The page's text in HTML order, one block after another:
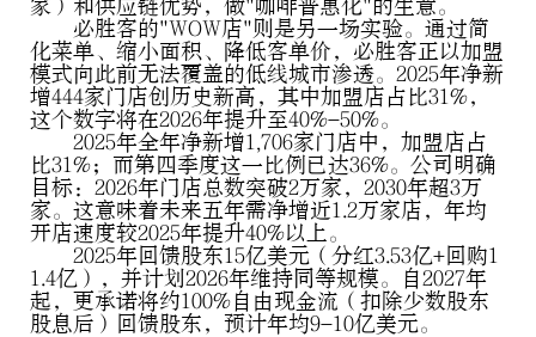
家）和供应链优势，做"咖啡普惠化"的生意。
必胜客的"WOW店"则是另一场实验。通过简
化菜单、缩小面积、降低客单价，必胜客正以加盟
模式向此前无法覆盖的低线城市渗透。2025年净新
增444家门店创历史新高，其中加盟店占比31%，
这个数字将在2026年提升至40%-50%。
2025年全年净新增1,706家门店中，加盟店占
比31%；而第四季度这一比例已达36%。公司明确
目标：2026年门店总数突破2万家，2030年超3万
家。这意味着未来五年需净增近1.2万家店，年均
开店速度较2025年提升40%以上。
2025年回馈股东15亿美元（分红3.53亿+回购1
1.4亿），并计划2026年维持同等规模。自2027年
起，更承诺将约100%自由现金流（扣除少数股东
股息后）回馈股东，预计年均9-10亿美元。